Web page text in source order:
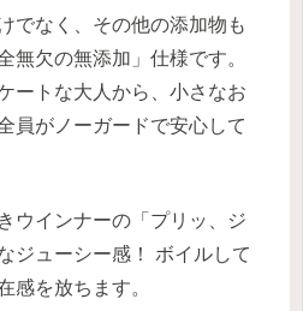
でなく、その他の添加物も
無欠の無添加」仕様です。
ートな大人から、小さなお
員がノーガードで安心して
ウインナーの「プリッ、ジ
ジューシー感！ ボイルして
感を放ちます。